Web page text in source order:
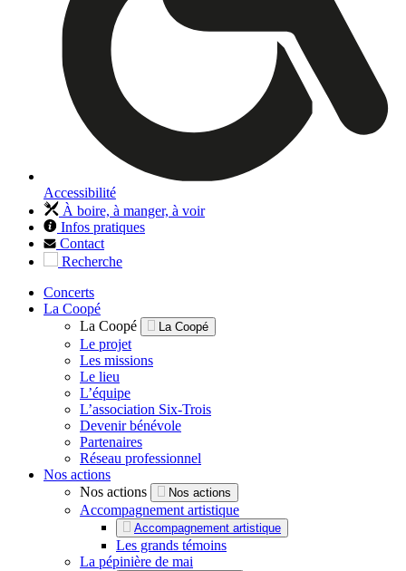
Accessibilité
À boire, à manger, à voir
Infos pratiques
Contact
Recherche
Concerts
La Coopé
La Coopé
La Coopé
Le projet
Les missions
Le lieu
L’équipe
L’association Six-Trois
Devenir bénévole
Partenaires
Réseau professionnel
Nos actions
Nos actions
Nos actions
Accompagnement artistique
Accompagnement artistique
Les grands témoins
La pépinière de mai